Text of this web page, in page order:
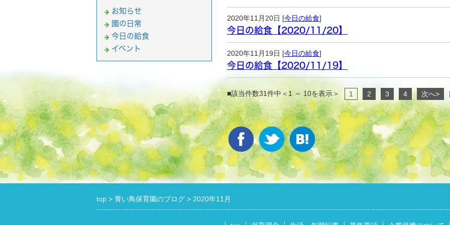
2020年11月20日 [今日の給食]
今日の給食【2020/11/20】
2020年11月19日 [今日の給食]
今日の給食【2020/11/19】
■該当件数31件中＜1 ～ 10を表示＞ 1 2 3 4 次へ>
お知らせ
園の日常
今日の給食
イベント
top 青い鳥保育園のブログ 2020年11月